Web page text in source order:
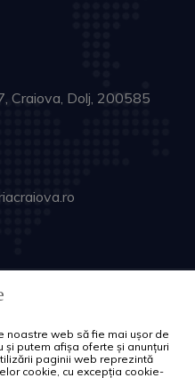
Craiova, Dolj, 200585
de cookie-uri
noastre web să fie mai ușor de
și putem afișa oferte și anunțuri
paginii web reprezintă
cookie, cu excepția cookie-